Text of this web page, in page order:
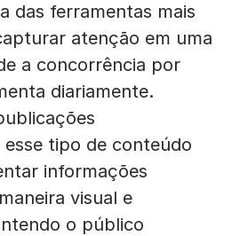
das ferramentas mais
atenção em uma
a concorrência por
diariamente.
esse tipo de conteúdo
informações
visual e
o público